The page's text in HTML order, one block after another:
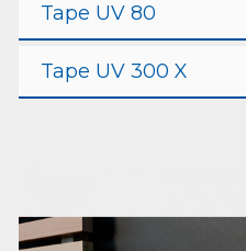
Tape UV 80
Tape UV 300 X